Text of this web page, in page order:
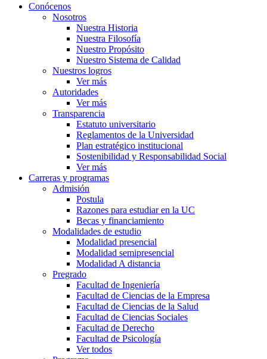
search
Menu
Conócenos
Nosotros
Nuestra Historia
Nuestra Filosofía
Nuestro Propósito
Nuestro Sistema de Calidad
Nuestros logros
Ver más
Autoridades
Ver más
Transparencia
Estatuto universitario
Reglamentos de la Universidad
Plan estratégico institucional
Sostenibilidad y Responsabilidad Social
Ver más
Carreras y programas
Admisión
Postula
Razones para estudiar en la UC
Becas y financiamiento
Modalidades de estudio
Modalidad presencial
Modalidad semipresencial
Modalidad A distancia
Pregrado
Facultad de Ingeniería
Facultad de Ciencias de la Empresa
Facultad de Ciencias de la Salud
Facultad de Ciencias Sociales
Facultad de Derecho
Facultad de Psicología
Ver todos